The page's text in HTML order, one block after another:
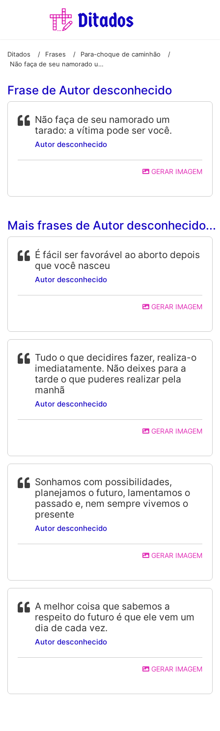
Ditados / Frases / Para-choque de caminhão
/
Não faça de seu namorado um tarado: a vítima pode ser você.
Frase de Autor desconhecido
Não faça de seu namorado um
tarado: a vítima pode ser você.
Autor desconhecido
GERAR IMAGEM
Mais frases de Autor desconhecido...
É fácil ser favorável ao aborto depois
que você nasceu
Autor desconhecido
GERAR IMAGEM
Tudo o que decidires fazer, realiza-o
imediatamente. Não deixes para a
tarde o que puderes realizar pela
manhã
Autor desconhecido
GERAR IMAGEM
Sonhamos com possibilidades,
planejamos o futuro, lamentamos o
passado e, nem sempre vivemos o
presente
Autor desconhecido
GERAR IMAGEM
A melhor coisa que sabemos a
respeito do futuro é que ele vem um
dia de cada vez.
Autor desconhecido
GERAR IMAGEM